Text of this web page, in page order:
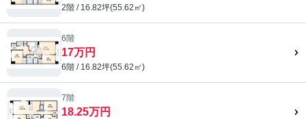
2階 / 16.82坪(55.62㎡)
6階
17万円
6階 / 16.82坪(55.62㎡)
7階
18.25万円